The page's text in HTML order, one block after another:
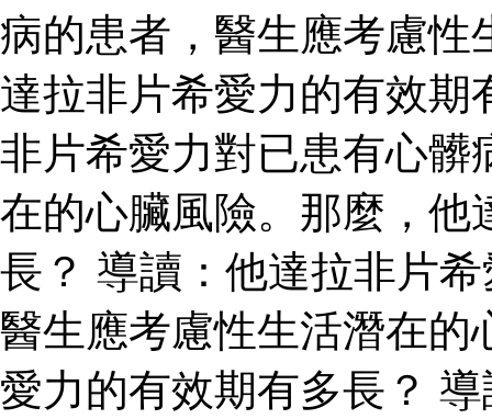
病的患者，醫生應考慮性
達拉非片希愛力的有效
非片希愛力對已患有心髒
在的心臟風險。那麼，他
長？ 導讀：他達拉非片
醫生應考慮性生活潛在的
愛力的有效期有多長？